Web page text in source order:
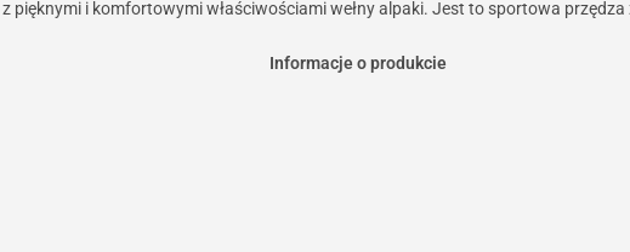
pięknymi i komfortowymi właściwościami wełny alpaki. Jest to sportowa
Informacje o produkcie